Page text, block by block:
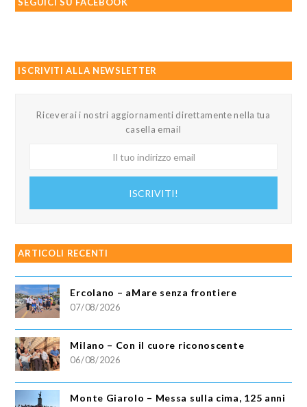
ISCRIVITI ALLA NEWSLETTER
Riceverai i nostri aggiornamenti direttamente nella tua
casella email
ISCRIVITI!
ARTICOLI RECENTI
Ercolano – aMare senza frontiere
07/08/2026
Milano – Con il cuore riconoscente
06/08/2026
Monte Giarolo – Messa sulla cima, 125 anni